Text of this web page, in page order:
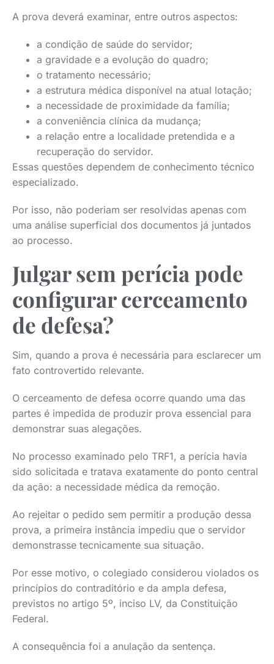
A prova deverá examinar, entre outros aspectos:
a condição de saúde do servidor;
a gravidade e a evolução do quadro;
o tratamento necessário;
a estrutura médica disponível na atual lotação;
a necessidade de proximidade da família;
a conveniência clínica da mudança;
a relação entre a localidade pretendida e a
recuperação do servidor.
Essas questões dependem de conhecimento técnico
especializado.
Por isso, não poderiam ser resolvidas apenas com
uma análise superficial dos documentos já juntados
ao processo.
Julgar sem perícia pode
configurar cerceamento
de defesa?
Sim, quando a prova é necessária para esclarecer um
fato controvertido relevante.
O cerceamento de defesa ocorre quando uma das
partes é impedida de produzir prova essencial para
demonstrar suas alegações.
No processo examinado pelo TRF1, a perícia havia
sido solicitada e tratava exatamente do ponto central
da ação: a necessidade médica da remoção.
Ao rejeitar o pedido sem permitir a produção dessa
prova, a primeira instância impediu que o servidor
demonstrasse tecnicamente sua situação.
Por esse motivo, o colegiado considerou violados os
princípios do contraditório e da ampla defesa,
previstos no artigo 5º, inciso LV, da Constituição
Federal.
A consequência foi a anulação da sentença.